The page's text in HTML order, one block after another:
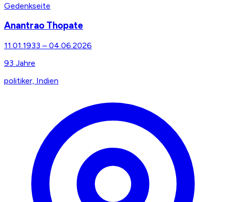
Gedenkseite
Anantrao Thopate
11.01.1933 – 04.06.2026
93 Jahre
politiker, Indien